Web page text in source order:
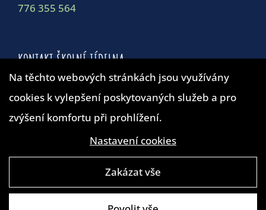
776 355 564
KONTAKT ŠKOLNÍ JÍDELNA
Školní jídelna
duskova@zsgenjanouska.cz
Na těchto webových stránkách jsou využívány
cookies k vylepšení poskytovaných služeb a pro
zvýšení komfortu při prohlížení.
Nastavení cookies
Zakázat vše